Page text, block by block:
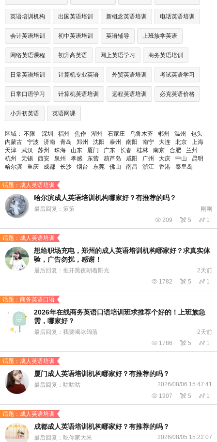
英语培训机构 出国英语培训 新概念英语培训 电话英语培训
会计英语培训 初中英语培训 英语辅导 上班族学英语
网络英语课程 初升高英语 网上英语学习 商务英语培训
日常英语培训 计算机专业英语 外贸英语培训 考试英语学习
日常口语学习 计算机英语培训 远程英语培训 必克英语价格
小升初英语 英语网课
区域： 不限 深圳 福州 焦作 湖州 石家庄 乌鲁木齐 郴州 温州
包头
内蒙古
宁波 济南 青岛 郑州 沈阳 泰州 南阳 南宁 大连 北京
上海
天津
武汉 苏州 珠海 山东 厦门 广东 长春 桂林 南京 合肥
兰州
杭州
无锡 西安 泉州 孝感 东营 葫芦岛 咸阳 广州 大庆 中山
昆明
哈尔滨
重庆 成都 长沙 烟台 东莞 佛山 南昌 浙江 香港 秦皇岛
话题：成人英语培训
哈尔滨成人英语培训机构哪家好？有推荐的吗？
最后回复：策策 刚刚
 209  5  1
话题：成人英语培训
想给职场充电，郑州的成人英语培训机构哪家好？求真实体
验，广告勿扰，感谢！
最后回复：推开黑夜朝着阳光 2天前
 1782  5  1
话题：商务英语口语
2026年在线商务英语口语培训班求推荐个好的！上班族急
需，哪家好？
最后回复：我要喝冰阔落 2天前
 1786  5  1
话题：成人英语培训
厦门成人英语培训机构哪家好？有推荐的吗？
最后回复：咕咕咕 2026/08/06 15:47:41
 1907  5  1
话题：成人英语培训
成都成人英语培训机构哪家好？有推荐的吗？
最后回复：吃你家大米 2026/08/05 15:22:07